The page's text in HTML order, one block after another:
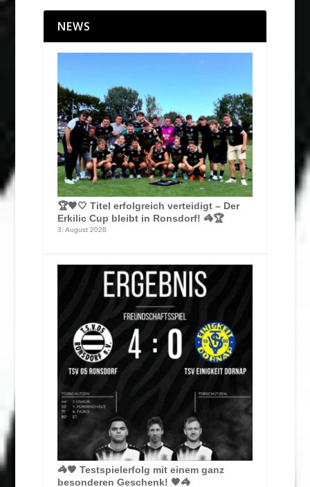
NEWS
🏆🖤🤍 Titel erfolgreich verteidigt – Der
Erkilic Cup bleibt in Ronsdorf! 🦓🏆
3. August 2026
🦓🖤 Testspielerfolg mit einem ganz
besonderen Geschenk! 🖤🦓